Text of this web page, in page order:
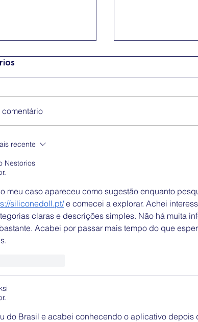
Erasmus+
comentário
recente
Nestorios
meu caso apareceu como sugestão enquanto
siliconedoll.pt/ e comecei a explorar. Achei
claras e descrições simples. Não há muita
Acabei por passar mais tempo do que
do Brasil e acabei conhecendo o aplicativo depois